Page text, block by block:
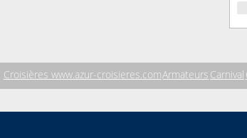
Croisières www.azur-croisieres.comArmateurs Carnival